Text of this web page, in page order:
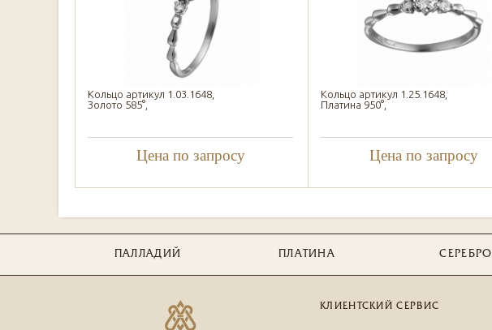
Кольцо артикул 1.03.1648,
Золото 585°,
Цена по запросу
Кольцо артикул 1.25.1648,
Платина 950°,
Цена по запросу
ПАЛЛАДИЙ ПЛАТИНА СЕРЕБРО
КЛИЕНТСКИЙ СЕРВИС